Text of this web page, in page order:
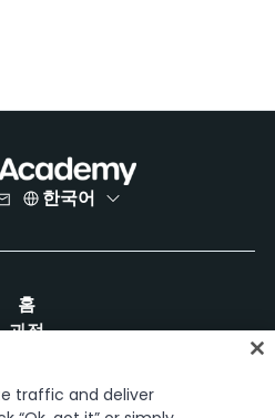
한국어
홈
과정
경력 경로
인증
traffic and deliver